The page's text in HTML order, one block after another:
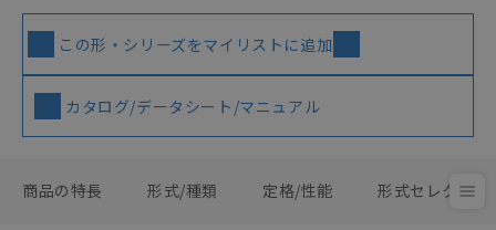
この形・シリーズをマイリストに追加
カタログ/データシート/マニュアル
商品の特長 形式/種類 定格/性能 形式セレクタ